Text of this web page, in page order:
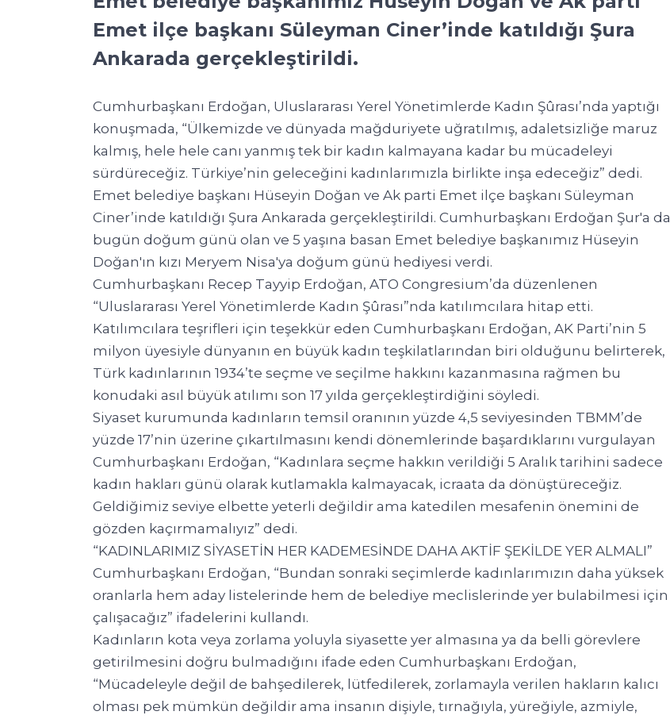
Emet ilçe başkanı Süleyman Ciner’inde katıldığı Şura
Ankarada gerçekleştirildi.
Cumhurbaşkanı Erdoğan, Uluslararası Yerel Yönetimlerde Kadın Şûrası’nda yaptığı
konuşmada, “Ülkemizde ve dünyada mağduriyete uğratılmış, adaletsizliğe maruz
kalmış, hele hele canı yanmış tek bir kadın kalmayana kadar bu mücadeleyi
sürdüreceğiz. Türkiye’nin geleceğini kadınlarımızla birlikte inşa edeceğiz” dedi.
Emet belediye başkanı Hüseyin Doğan ve Ak parti Emet ilçe başkanı Süleyman
Ciner’inde katıldığı Şura Ankarada gerçekleştirildi. Cumhurbaşkanı Erdoğan Şur'a da
bugün doğum günü olan ve 5 yaşına basan Emet belediye başkanımız Hüseyin
Doğan'ın kızı Meryem Nisa'ya doğum günü hediyesi verdi.
Cumhurbaşkanı Recep Tayyip Erdoğan, ATO Congresium’da düzenlenen
“Uluslararası Yerel Yönetimlerde Kadın Şûrası”nda katılımcılara hitap etti.
Katılımcılara teşrifleri için teşekkür eden Cumhurbaşkanı Erdoğan, AK Parti’nin 5
milyon üyesiyle dünyanın en büyük kadın teşkilatlarından biri olduğunu belirterek,
Türk kadınlarının 1934’te seçme ve seçilme hakkını kazanmasına rağmen bu
konudaki asıl büyük atılımı son 17 yılda gerçekleştirdiğini söyledi.
Siyaset kurumunda kadınların temsil oranının yüzde 4,5 seviyesinden TBMM’de
yüzde 17’nin üzerine çıkartılmasını kendi dönemlerinde başardıklarını vurgulayan
Cumhurbaşkanı Erdoğan, “Kadınlara seçme hakkın verildiği 5 Aralık tarihini sadece
kadın hakları günü olarak kutlamakla kalmayacak, icraata da dönüştüreceğiz.
Geldiğimiz seviye elbette yeterli değildir ama katedilen mesafenin önemini de
gözden kaçırmamalıyız” dedi.
“KADINLARIMIZ SİYASETİN HER KADEMESİNDE DAHA AKTİF ŞEKİLDE YER ALMALI”
Cumhurbaşkanı Erdoğan, “Bundan sonraki seçimlerde kadınlarımızın daha yüksek
oranlarla hem aday listelerinde hem de belediye meclislerinde yer bulabilmesi için
çalışacağız” ifadelerini kullandı.
Kadınların kota veya zorlama yoluyla siyasette yer almasına ya da belli görevlere
getirilmesini doğru bulmadığını ifade eden Cumhurbaşkanı Erdoğan,
“Mücadeleyle değil de bahşedilerek, lütfedilerek, zorlamayla verilen hakların kalıcı
olması pek mümkün değildir ama insanın dişiyle, tırnağıyla, yüreğiyle, azmiyle,